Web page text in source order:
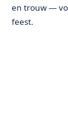
en trouw —
feest.